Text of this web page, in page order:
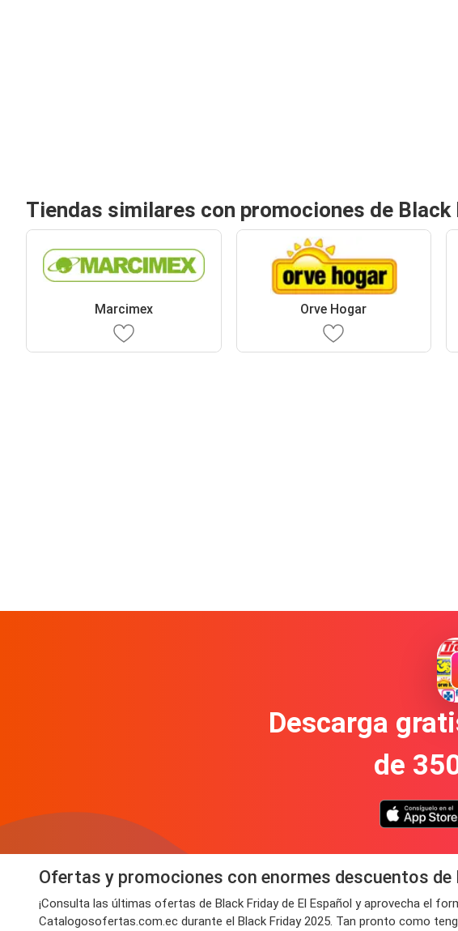
Tiendas similares con promociones de Black
Marcimex Orve Hogar
Descarga
de
Ofertas y promociones con enormes descuentos de
¡Consulta las últimas ofertas de Black Friday de El Español y aprovecha el
Catalogosofertas.com.ec durante el Black Friday 2025. Tan pronto como